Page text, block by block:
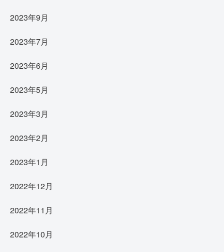
2023年9月
2023年7月
2023年6月
2023年5月
2023年3月
2023年2月
2023年1月
2022年12月
2022年11月
2022年10月